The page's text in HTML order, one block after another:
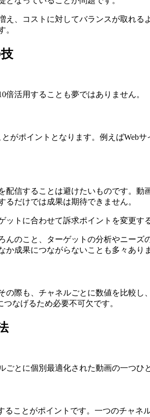
、コストに対してバランスが取れ
。
活用することも夢ではありません。
ポイントとなります。例えばWeb
信することは避けたいものです。
だけでは成果は期待できません。
トに合わせて訴求ポイントを変更す
のこと、ターゲットの分析やニー
成果につながらないことも多々あり
際も、チャネルごとに数値を比較
なげるため必要不可欠です。
とに個別最適化された動画の一つひ
ことがポイントです。一つのチャ